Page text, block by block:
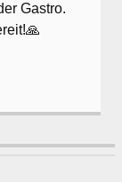
Gastro.